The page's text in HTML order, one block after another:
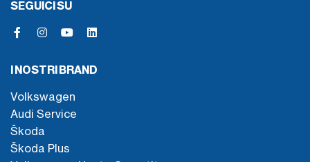
SEGUICI SU
I NOSTRI BRAND
Volkswagen
Audi Service
Škoda
Škoda Plus